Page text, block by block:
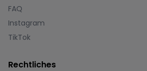
FAQ
Instagram
TikTok
Rechtliches